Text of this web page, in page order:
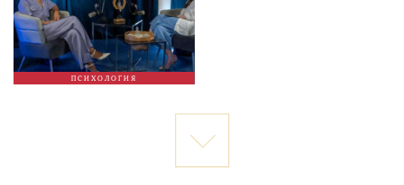
ПСИХОЛОГИЯ